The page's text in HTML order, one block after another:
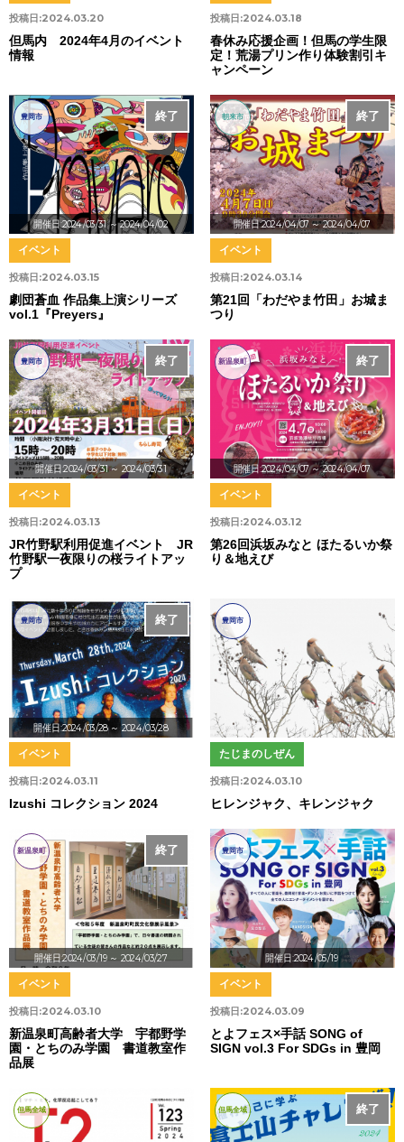
投稿日:2024.03.20
但馬内 2024年4月のイベント
情報
投稿日:2024.03.18
春休み応援企画！但馬の学生限
定！荒湯プリン作り体験割引キ
ャンペーン
開催日:2024/03/31～ 2024/04/02
終了
豊岡市
投稿日:2024.03.15
イベント
劇団蒼血 作品集上演シリーズ
vol.1『Preyers』
開催日:2024/04/07 ～ 2024/04/07
終了
朝来市
投稿日:2024.03.14
イベント
第21回「わだやま竹田」お城ま
つり
開催日:2024/03/31～ 2024/03/31
終了
豊岡市
投稿日:2024.03.13
イベント
JR竹野駅利用促進イベント JR
竹野駅一夜限りの桜ライトアッ
プ
開催日:2024/04/07～ 2024/04/07
終了
新温泉町
投稿日:2024.03.12
イベント
第26回浜坂みなと ほたるいか祭
り＆地えび
開催日:2024/03/28 ～ 2024/03/28
終了
豊岡市
投稿日:2024.03.11
イベント
Izushi コレクション 2024
豊岡市
投稿日:2024.03.10
たじまのしぜん
ヒレンジャク、キレンジャク
開催日:2024/03/19 ～ 2024/03/27
終了
新温泉町
投稿日:2024.03.10
イベント
新温泉町高齢者大学 宇都野学
園・とちのみ学園 書道教室作
品展
開催日:2024/05/19
豊岡市
投稿日:2024.03.09
イベント
とよフェス×手話 SONG of
SIGN vol.3 For SDGs in 豊岡
但馬全域 終了
但馬全域